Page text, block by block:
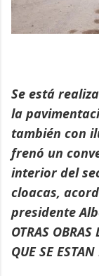
Se está
la
también con
frenó un
interior del
cloacas,
presidente
OTRAS
QUE SE